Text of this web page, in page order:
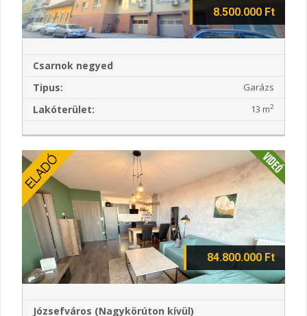
8.500.000 Ft
Csarnok negyed
Tipus:
Garázs
Lakóterület: 13 m2
84.800.000 Ft
Józsefváros (Nagykörúton kívül)